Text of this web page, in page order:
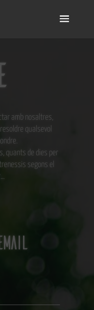
amb nosaltres,
qualsevol
quants de dies per
segons el